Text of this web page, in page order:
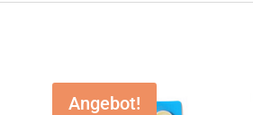
Angebot!